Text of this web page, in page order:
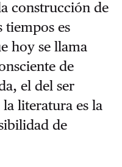
construcción de
es
hoy se llama
de
el del ser
literatura es la
de